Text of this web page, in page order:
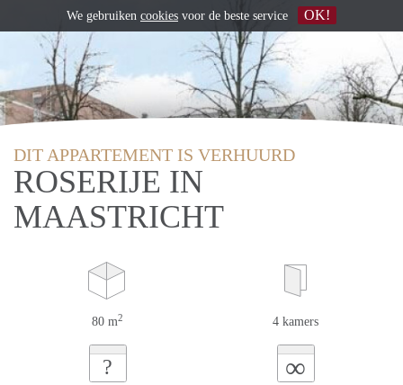
DIT APPARTEMENT IS VERHUURD
ROSERIJE IN
MAASTRICHT
80 m2 4 kamers
? ∞
We gebruiken cookies voor de beste service OK!